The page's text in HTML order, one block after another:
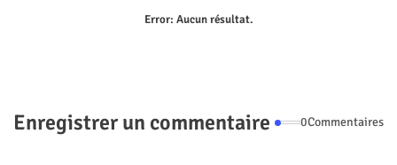
Error: Aucun résultat.
Enregistrer un commentaire 0Commentaires